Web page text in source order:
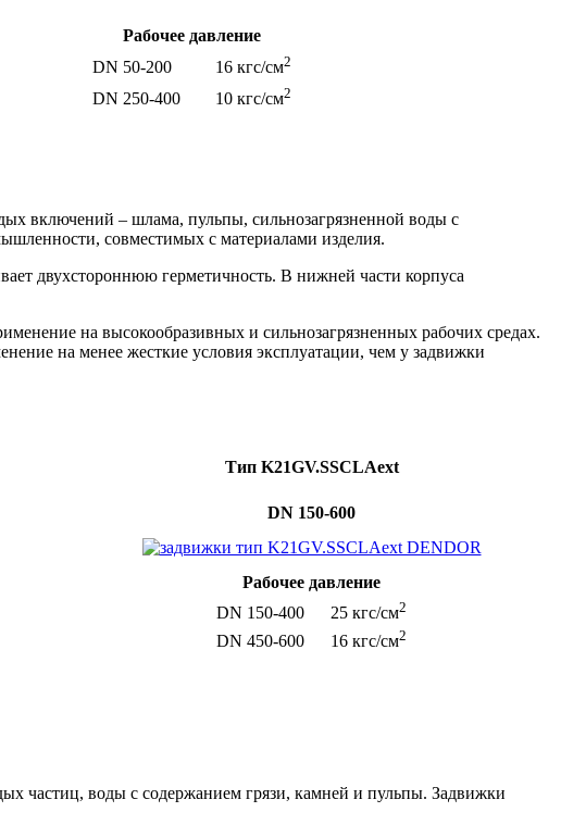
Рабочее давление
DN 50-200 16 кгс/см2
DN 250-400 10 кгс/см2
включений – шлама, пульпы, сильнозагрязненной воды с
совместимых с материалами изделия.
двухстороннюю герметичность. В нижней части корпуса
на высокообразивных и сильнозагрязненных рабочих средах.
на менее жесткие условия эксплуатации, чем у задвижки
Тип K21GV.SSCLAext
DN 150-600
Рабочее давление
DN 150-400 25 кгс/см2
DN 450-600 16 кгс/см2
частиц, воды с содержанием грязи, камней и пульпы. Задвижки